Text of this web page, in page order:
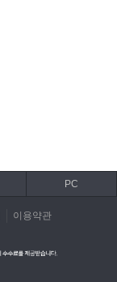
PC
이용약관